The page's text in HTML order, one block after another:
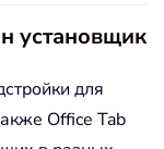
установщик
для
Office Tab